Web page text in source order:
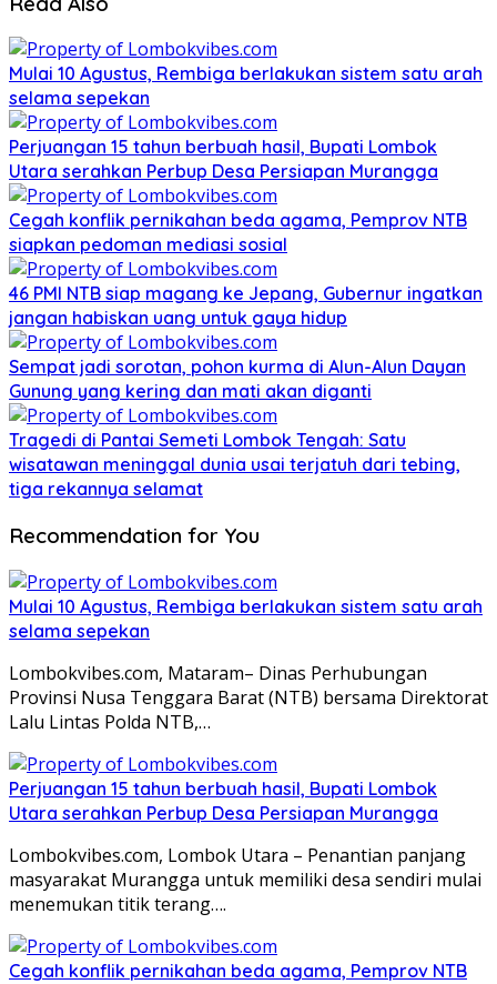
Mulai 10 Agustus, Rembiga berlakukan sistem satu arah
selama sepekan
Perjuangan 15 tahun berbuah hasil, Bupati Lombok
Utara serahkan Perbup Desa Persiapan Murangga
Cegah konflik pernikahan beda agama, Pemprov NTB
siapkan pedoman mediasi sosial
46 PMI NTB siap magang ke Jepang, Gubernur ingatkan
jangan habiskan uang untuk gaya hidup
Sempat jadi sorotan, pohon kurma di Alun-Alun Dayan
Gunung yang kering dan mati akan diganti
Tragedi di Pantai Semeti Lombok Tengah: Satu
wisatawan meninggal dunia usai terjatuh dari tebing,
tiga rekannya selamat
Recommendation for You
Mulai 10 Agustus, Rembiga berlakukan sistem satu arah
selama sepekan
Lombokvibes.com, Mataram– Dinas Perhubungan
Provinsi Nusa Tenggara Barat (NTB) bersama Direktorat
Lalu Lintas Polda NTB,…
Perjuangan 15 tahun berbuah hasil, Bupati Lombok
Utara serahkan Perbup Desa Persiapan Murangga
Lombokvibes.com, Lombok Utara – Penantian panjang
masyarakat Murangga untuk memiliki desa sendiri mulai
menemukan titik terang….
Cegah konflik pernikahan beda agama, Pemprov NTB